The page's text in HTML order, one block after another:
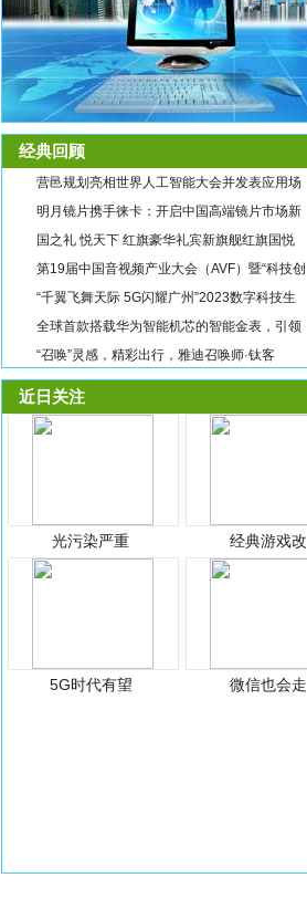
经典回顾
营邑规划亮相世界人工智能大会并发表应用场
明月镜片携手徕卡：开启中国高端镜片市场新
国之礼 悦天下 红旗豪华礼宾新旗舰红旗国悦
第19届中国音视频产业大会（AVF）暨“科技创
“千翼飞舞天际 5G闪耀广州”2023数字科技生
全球首款搭载华为智能机芯的智能金表，引领
“召唤”灵感，精彩出行，雅迪召唤师·钛客
近日关注
光污染严重 经典游戏改
5G时代有望 微信也会走